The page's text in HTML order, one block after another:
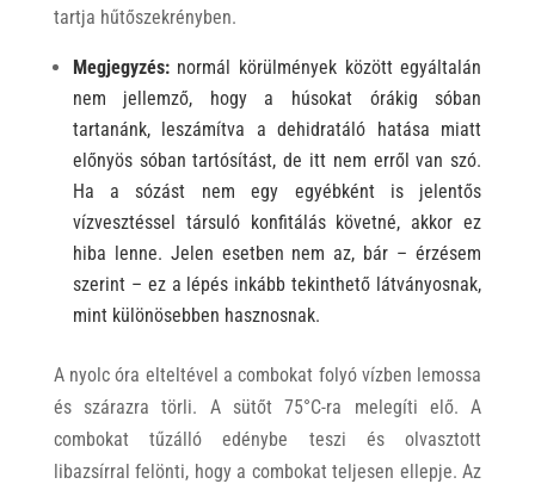
tartja hűtőszekrényben.
Megjegyzés: normál körülmények között egyáltalán
nem jellemző, hogy a húsokat órákig sóban
tartanánk, leszámítva a dehidratáló hatása miatt
előnyös sóban tartósítást, de itt nem erről van szó.
Ha a sózást nem egy egyébként is jelentős
vízvesztéssel társuló konfitálás követné, akkor ez
hiba lenne. Jelen esetben nem az, bár – érzésem
szerint – ez a lépés inkább tekinthető látványosnak,
mint különösebben hasznosnak.
A nyolc óra elteltével a combokat folyó vízben lemossa
és szárazra törli. A sütőt 75°C-ra melegíti elő. A
combokat tűzálló edénybe teszi és olvasztott
libazsírral felönti, hogy a combokat teljesen ellepje. Az